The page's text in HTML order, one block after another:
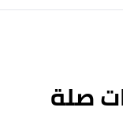
صلة